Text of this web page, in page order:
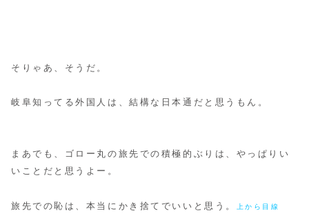
そりゃあ、そうだ。
岐阜知ってる外国人は、結構な日本通だと思うもん。
まあでも、ゴロー丸の旅先での積極的ぶりは、やっぱりい
いことだと思うよー。
旅先での恥は、本当にかき捨てでいいと思う。 上から目線